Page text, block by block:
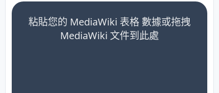
粘貼您的 MediaWiki 表格 數據或拖拽
MediaWiki 文件到此處